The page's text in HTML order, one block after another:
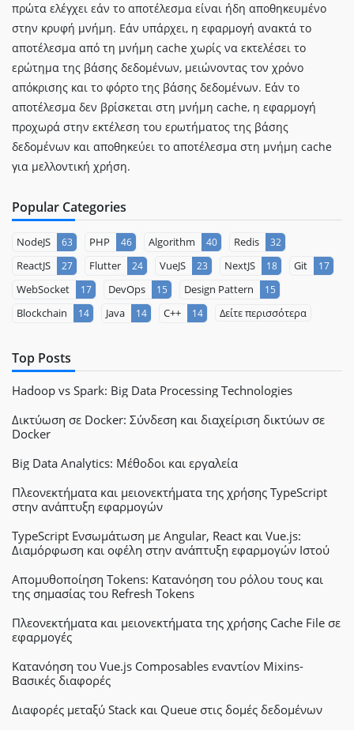
πρώτα ελέγχει εάν το αποτέλεσμα είναι ήδη αποθηκευμένο
στην κρυφή μνήμη. Εάν υπάρχει, η εφαρμογή ανακτά το
αποτέλεσμα από τη μνήμη cache χωρίς να εκτελέσει το
ερώτημα της βάσης δεδομένων, μειώνοντας τον χρόνο
απόκρισης και το φόρτο της βάσης δεδομένων. Εάν το
αποτέλεσμα δεν βρίσκεται στη μνήμη cache, η εφαρμογή
προχωρά στην εκτέλεση του ερωτήματος της βάσης
δεδομένων και αποθηκεύει το αποτέλεσμα στη μνήμη cache
για μελλοντική χρήση.
Popular Categories
NodeJS 63 PHP 46 Algorithm 40 Redis 32
ReactJS 27 Flutter 24 VueJS 23 NextJS 18 Git 17
WebSocket 17 DevOps 15 Design Pattern 15
Blockchain 14 Java 14 C++ 14 Δείτε περισσότερα
Top Posts
Hadoop vs Spark: Big Data Processing Technologies
Δικτύωση σε Docker: Σύνδεση και διαχείριση δικτύων σε
Docker
Big Data Analytics: Μέθοδοι και εργαλεία
Πλεονεκτήματα και μειονεκτήματα της χρήσης TypeScript
στην ανάπτυξη εφαρμογών
TypeScript Ενσωμάτωση με Angular, React και Vue.js:
Διαμόρφωση και οφέλη στην ανάπτυξη εφαρμογών Ιστού
Απομυθοποίηση Tokens: Κατανόηση του ρόλου τους και
της σημασίας του Refresh Tokens
Πλεονεκτήματα και μειονεκτήματα της χρήσης Cache File σε
εφαρμογές
Κατανόηση του Vue.js Composables εναντίον Mixins-
Βασικές διαφορές
Διαφορές μεταξύ Stack και Queue στις δομές δεδομένων